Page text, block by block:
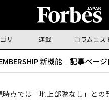
リ 連載 コラムニス
新機能｜ 記事ペー
点では「地上部隊なし」との